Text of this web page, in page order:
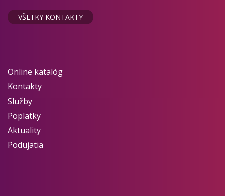
VŠETKY KONTAKTY
Online katalóg
Kontakty
Služby
Poplatky
Aktuality
Podujatia